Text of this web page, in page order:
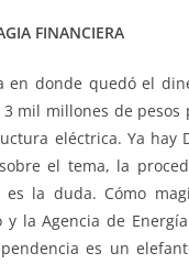
FINANCIERA
en donde quedó el
mil millones de pesos
eléctrica. Ya hay
el tema, la
es la duda. Cómo
y la Agencia de
es un